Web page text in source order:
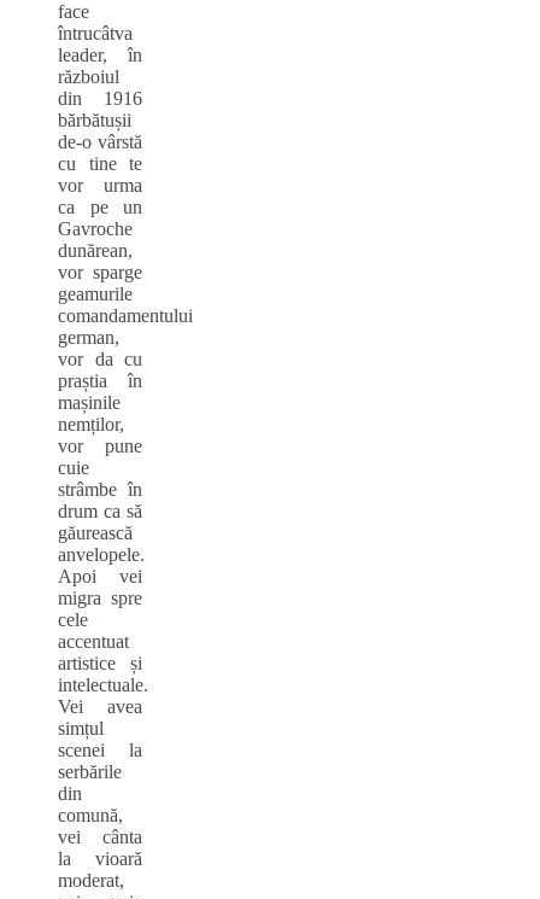
face
întrucâtva
leader, în
războiul
din 1916
bărbătușii
de‑o vârstă
cu tine te
vor urma
ca pe un
Gavroche
dunărean,
vor sparge
geamurile
comandamentului
german,
vor da cu
praștia în
mașinile
nemților,
vor pune
cuie
strâmbe în
drum ca să
găurească
anvelopele.
Apoi vei
migra spre
cele
accentuat
artistice și
intelectuale.
Vei avea
simțul
scenei la
serbările
din
comună,
vei cânta
la vioară
moderat,